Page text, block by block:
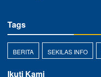
Tags
BERITA SEKILAS INFO
Ikuti Kami